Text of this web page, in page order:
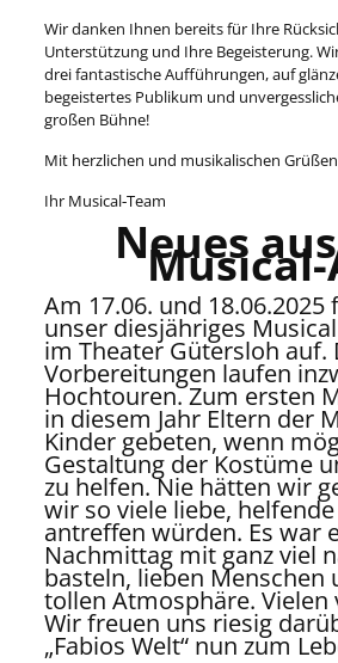
Wir danken Ihnen bereits für Ihre
Unterstützung und Ihre Begeisterung.
drei fantastische Aufführungen, auf
begeistertes Publikum und
großen Bühne!
Mit herzlichen und musikalischen Grüßen
Ihr Musical‑Team
Neues
Musical-
Am 17.06. und
unser diesjähriges Musical
im Theater Gütersloh auf.
Vorbereitungen laufen
Hochtouren. Zum ersten
in diesem Jahr Eltern der
Kinder gebeten, wenn
Gestaltung der Kostüme
zu helfen. Nie hätten wir
wir so viele liebe,
antreffen würden. Es war
Nachmittag mit ganz viel
basteln, lieben Menschen
tollen Atmosphäre. Vielen
Wir freuen uns riesig
„Fabios Welt“ nun zum